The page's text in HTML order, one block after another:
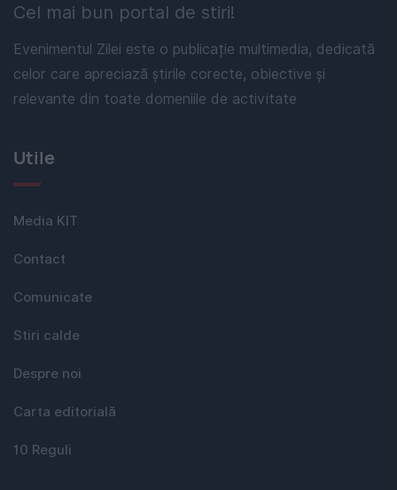
Cel mai bun portal de stiri!
Evenimentul Zilei este o publicație multimedia, dedicată
celor care apreciază știrile corecte, obiective și
relevante din toate domeniile de activitate
Utile
Media KIT
Contact
Comunicate
Stiri calde
Despre noi
Carta editorială
10 Reguli